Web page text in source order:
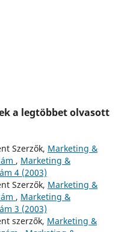
a legtöbbet olvasott
Szerzők, Marketing &
, Marketing &
4 (2003)
Szerzők, Marketing &
, Marketing &
3 (2003)
szerzők, Marketing &